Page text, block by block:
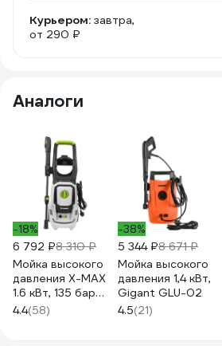
Курьером: завтра,
от 290 ₽
Аналоги
-18%
6 792 ₽8 310 ₽
Мойка высокого
давления X-MAX
1.6 кВт, 135 бар
XM407-1600A
4.4(58)
-38%
5 344 ₽8 671 ₽
Мойка высокого
давления 1,4 кВт,
Gigant GLU-02
4.5(21)